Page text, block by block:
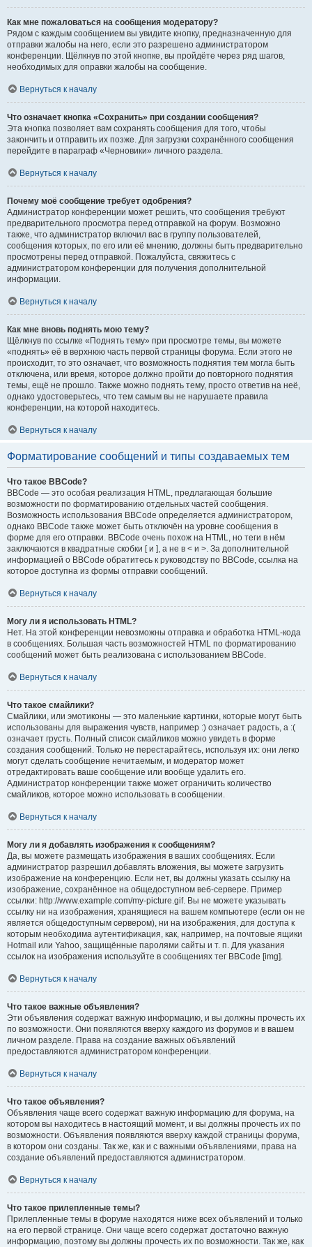
Как мне пожаловаться на сообщения модератору?
Рядом с каждым сообщением вы увидите кнопку, предназначенную для
отправки жалобы на него, если это разрешено администратором
конференции. Щёлкнув по этой кнопке, вы пройдёте через ряд шагов,
необходимых для оправки жалобы на сообщение.
Вернуться к началу
Что означает кнопка «Сохранить» при создании сообщения?
Эта кнопка позволяет вам сохранять сообщения для того, чтобы
закончить и отправить их позже. Для загрузки сохранённого сообщения
перейдите в параграф «Черновики» личного раздела.
Вернуться к началу
Почему моё сообщение требует одобрения?
Администратор конференции может решить, что сообщения требуют
предварительного просмотра перед отправкой на форум. Возможно
также, что администратор включил вас в группу пользователей,
сообщения которых, по его или её мнению, должны быть предварительно
просмотрены перед отправкой. Пожалуйста, свяжитесь с
администратором конференции для получения дополнительной
информации.
Вернуться к началу
Как мне вновь поднять мою тему?
Щёлкнув по ссылке «Поднять тему» при просмотре темы, вы можете
«поднять» её в верхнюю часть первой страницы форума. Если этого не
происходит, то это означает, что возможность поднятия тем могла быть
отключена, или время, которое должно пройти до повторного поднятия
темы, ещё не прошло. Также можно поднять тему, просто ответив на неё,
однако удостоверьтесь, что тем самым вы не нарушаете правила
конференции, на которой находитесь.
Вернуться к началу
Форматирование сообщений и типы создаваемых тем
Что такое BBCode?
BBCode — это особая реализация HTML, предлагающая большие
возможности по форматированию отдельных частей сообщения.
Возможность использования BBCode определяется администратором,
однако BBCode также может быть отключён на уровне сообщения в
форме для его отправки. BBCode очень похож на HTML, но теги в нём
заключаются в квадратные скобки [ и ], а не в < и >. За дополнительной
информацией о BBCode обратитесь к руководству по BBCode, ссылка на
которое доступна из формы отправки сообщений.
Вернуться к началу
Могу ли я использовать HTML?
Нет. На этой конференции невозможны отправка и обработка HTML-кода
в сообщениях. Большая часть возможностей HTML по форматированию
сообщений может быть реализована с использованием BBCode.
Вернуться к началу
Что такое смайлики?
Смайлики, или эмотиконы — это маленькие картинки, которые могут быть
использованы для выражения чувств, например :) означает радость, а :(
означает грусть. Полный список смайликов можно увидеть в форме
создания сообщений. Только не перестарайтесь, используя их: они легко
могут сделать сообщение нечитаемым, и модератор может
отредактировать ваше сообщение или вообще удалить его.
Администратор конференции также может ограничить количество
смайликов, которое можно использовать в сообщении.
Вернуться к началу
Могу ли я добавлять изображения к сообщениям?
Да, вы можете размещать изображения в ваших сообщениях. Если
администратор разрешил добавлять вложения, вы можете загрузить
изображение на конференцию. Если нет, вы должны указать ссылку на
изображение, сохранённое на общедоступном веб-сервере. Пример
ссылки: http://www.example.com/my-picture.gif. Вы не можете указывать
ссылку ни на изображения, хранящиеся на вашем компьютере (если он не
является общедоступным сервером), ни на изображения, для доступа к
которым необходима аутентификация, как, например, на почтовые ящики
Hotmail или Yahoo, защищённые паролями сайты и т. п. Для указания
ссылок на изображения используйте в сообщениях тег BBCode [img].
Вернуться к началу
Что такое важные объявления?
Эти объявления содержат важную информацию, и вы должны прочесть их
по возможности. Они появляются вверху каждого из форумов и в вашем
личном разделе. Права на создание важных объявлений
предоставляются администратором конференции.
Вернуться к началу
Что такое объявления?
Объявления чаще всего содержат важную информацию для форума, на
котором вы находитесь в настоящий момент, и вы должны прочесть их по
возможности. Объявления появляются вверху каждой страницы форума,
в котором они созданы. Так же, как и с важными объявлениями, права на
создание объявлений предоставляются администратором.
Вернуться к началу
Что такое прилепленные темы?
Прилепленные темы в форуме находятся ниже всех объявлений и только
на его первой странице. Они чаще всего содержат достаточно важную
информацию, поэтому вы должны прочесть их по возможности. Так же, как